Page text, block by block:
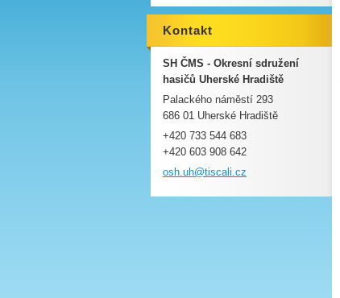
Kontakt
SH ČMS - Okresní sdružení
hasičů Uherské Hradiště
Palackého náměstí 293
686 01 Uherské Hradiště
+420 733 544 683
+420 603 908 642
osh.uh@tiscali.cz